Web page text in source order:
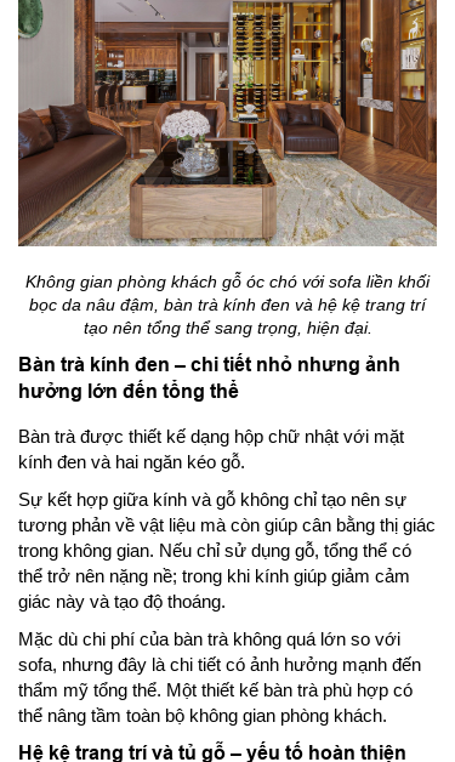
Không gian phòng khách gỗ óc chó với sofa liền khối
bọc da nâu đậm, bàn trà kính đen và hệ kệ trang trí
tạo nên tổng thể sang trọng, hiện đại.
Bàn trà kính đen – chi tiết nhỏ nhưng ảnh
hưởng lớn đến tổng thể
Bàn trà được thiết kế dạng hộp chữ nhật với mặt
kính đen và hai ngăn kéo gỗ.
Sự kết hợp giữa kính và gỗ không chỉ tạo nên sự
tương phản về vật liệu mà còn giúp cân bằng thị giác
trong không gian. Nếu chỉ sử dụng gỗ, tổng thể có
thể trở nên nặng nề; trong khi kính giúp giảm cảm
giác này và tạo độ thoáng.
Mặc dù chi phí của bàn trà không quá lớn so với
sofa, nhưng đây là chi tiết có ảnh hưởng mạnh đến
thẩm mỹ tổng thể. Một thiết kế bàn trà phù hợp có
thể nâng tầm toàn bộ không gian phòng khách.
Hệ kệ trang trí và tủ gỗ – yếu tố hoàn thiện